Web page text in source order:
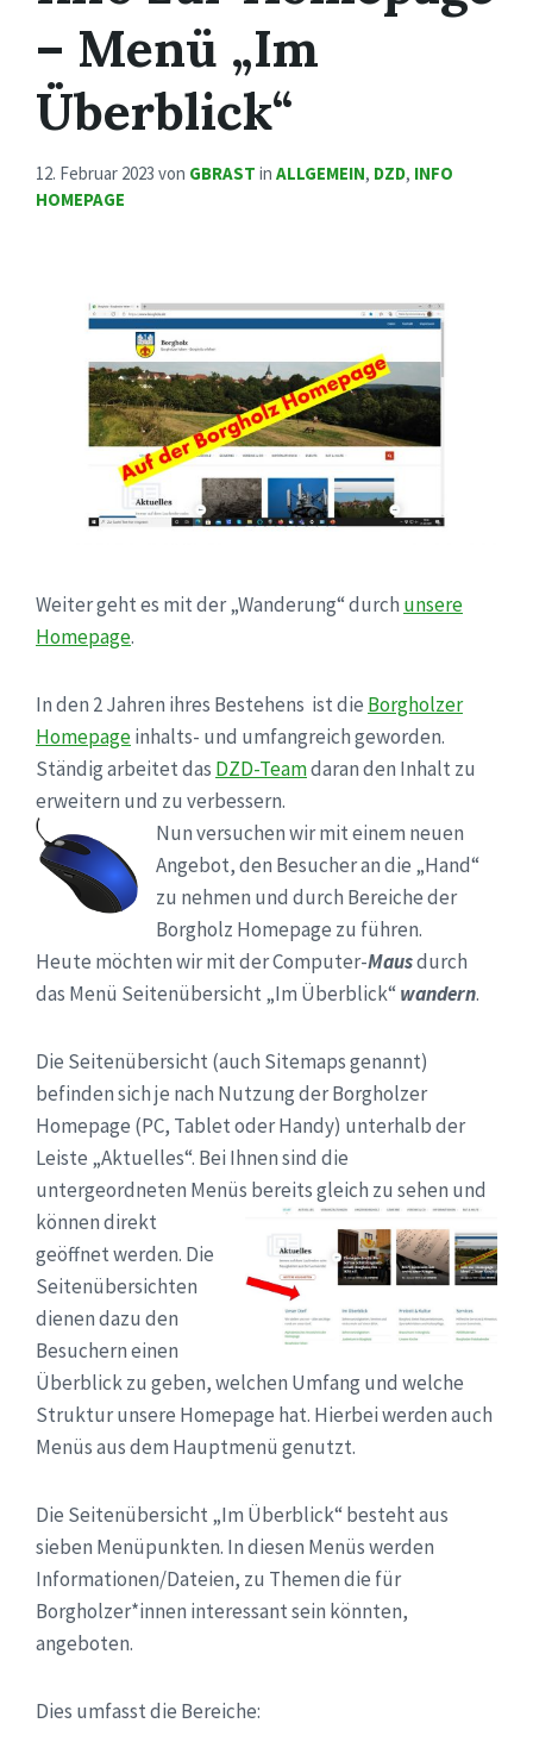
– Menü „Im
Überblick“
12. Februar 2023 von GBRAST in ALLGEMEIN, DZD, INFO
HOMEPAGE
Weiter geht es mit der „Wanderung“ durch unsere
Homepage.
In den 2 Jahren ihres Bestehens ist die Borgholzer
Homepageinhalts- und umfangreich geworden.
Ständig arbeitet das DZD-Teamdaran den Inhalt zu
erweitern und zu verbessern.
Nun versuchen wir mit einem neuen
Angebot, den Besucher an die „Hand“
zu nehmen und durch Bereiche der
Borgholz Homepage zu führen.
Heute möchten wir mit der Computer-Mausdurch
das Menü Seitenübersicht „Im Überblick“wandern.
Die Seitenübersicht (auch Sitemaps genannt)
befinden sich je nach Nutzung der Borgholzer
Homepage (PC, Tablet oder Handy) unterhalb der
Leiste „Aktuelles“. Bei Ihnen sind die
untergeordneten Menüs bereits gleich zu sehen und
könnendirekt
geöffnet werden. Die
Seitenübersichten
dienen dazu den
Besuchern einen
Überblick zu geben, welchen Umfang und welche
Struktur unsere Homepage hat. Hierbei werden auch
Menüs aus dem Hauptmenü genutzt.
Die Seitenübersicht „Im Überblick“ besteht aus
sieben Menüpunkten. In diesen Menüs werden
Informationen/Dateien, zu Themen die für
Borgholzer*innen interessant sein könnten,
angeboten.
Dies umfasst die Bereiche: